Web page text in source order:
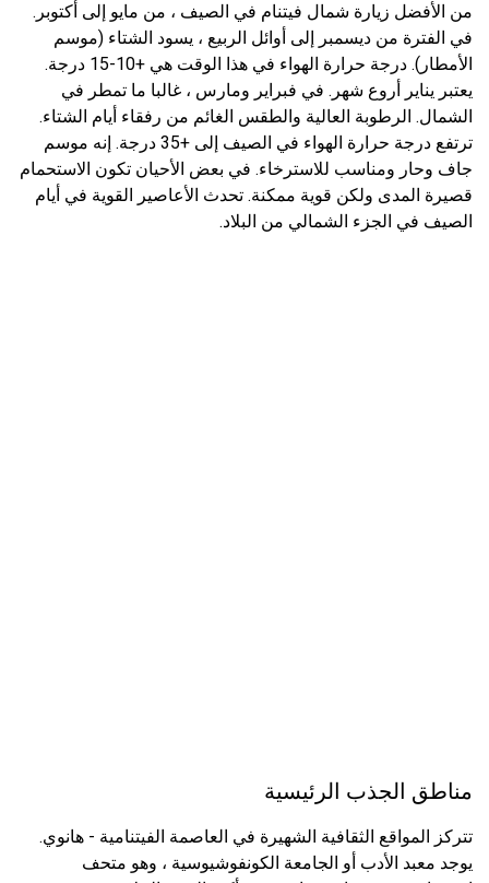
من الأفضل زيارة شمال فيتنام في الصيف ، من مايو إلى أكتوبر.
في الفترة من ديسمبر إلى أوائل الربيع ، يسود الشتاء (موسم
الأمطار). درجة حرارة الهواء في هذا الوقت هي +10-15 درجة.
يعتبر يناير أروع شهر. في فبراير ومارس ، غالبا ما تمطر في
الشمال. الرطوبة العالية والطقس الغائم من رفقاء أيام الشتاء.
ترتفع درجة حرارة الهواء في الصيف إلى +35 درجة. إنه موسم
جاف وحار ومناسب للاسترخاء. في بعض الأحيان تكون الاستحمام
قصيرة المدى ولكن قوية ممكنة. تحدث الأعاصير القوية في أيام
الصيف في الجزء الشمالي من البلاد.
مناطق الجذب الرئيسية
تتركز المواقع الثقافية الشهيرة في العاصمة الفيتنامية - هانوي.
يوجد معبد الأدب أو الجامعة الكونفوشيوسية ، وهو متحف